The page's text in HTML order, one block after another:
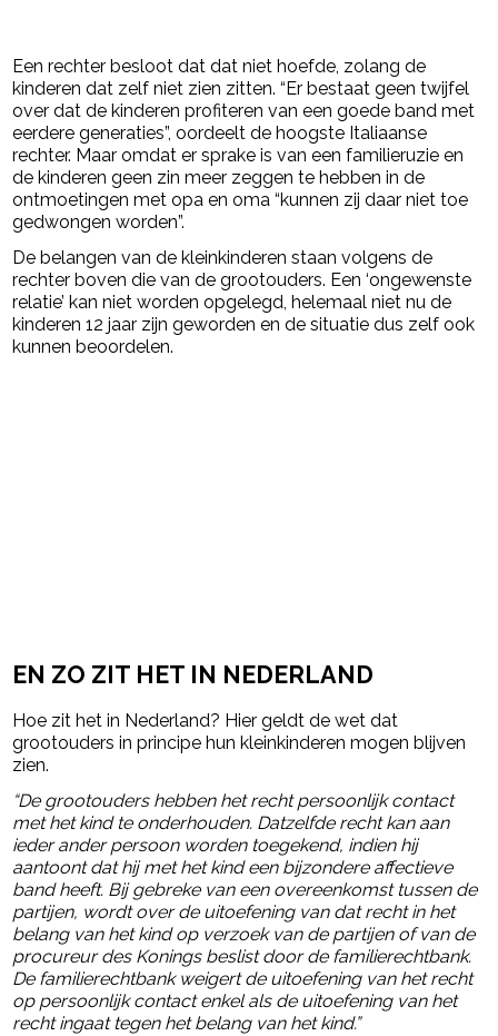
Een rechter besloot dat dat niet hoefde, zolang de
kinderen dat zelf niet zien zitten. “Er bestaat geen twijfel
over dat de kinderen profiteren van een goede band met
eerdere generaties”, oordeelt de hoogste Italiaanse
rechter. Maar omdat er sprake is van een familieruzie en
de kinderen geen zin meer zeggen te hebben in de
ontmoetingen met opa en oma “kunnen zij daar niet toe
gedwongen worden”.
De belangen van de kleinkinderen staan volgens de
rechter boven die van de grootouders. Een ‘ongewenste
relatie’ kan niet worden opgelegd, helemaal niet nu de
kinderen 12 jaar zijn geworden en de situatie dus zelf ook
kunnen beoordelen.
EN ZO ZIT HET IN NEDERLAND
Hoe zit het in Nederland? Hier geldt de wet dat
grootouders in principe hun kleinkinderen mogen blijven
zien.
“De grootouders hebben het recht persoonlijk contact
met het kind te onderhouden. Datzelfde recht kan aan
ieder ander persoon worden toegekend, indien hij
aantoont dat hij met het kind een bijzondere affectieve
band heeft. Bij gebreke van een overeenkomst tussen de
partijen, wordt over de uitoefening van dat recht in het
belang van het kind op verzoek van de partijen of van de
procureur des Konings beslist door de familierechtbank.
De familierechtbank weigert de uitoefening van het recht
op persoonlijk contact enkel als de uitoefening van het
recht ingaat tegen het belang van het kind.”